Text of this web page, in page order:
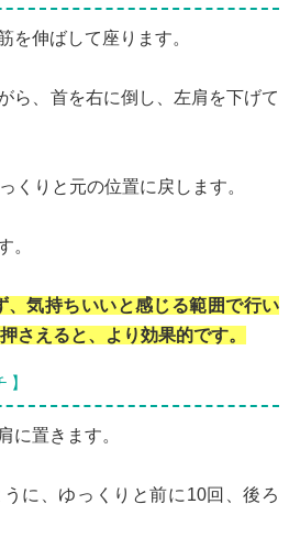
を伸ばして座ります。
ら、首を右に倒し、左肩を下げて
くりと元の位置に戻します。
。
、気持ちいいと感じる範囲で行い
さえると、より効果的です。
】
に置きます。
に、ゆっくりと前に10回、後ろ